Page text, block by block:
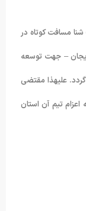
مسافت کوتاه در
– جهت توسعه
علیهذا مقتضی
تیم آن استان